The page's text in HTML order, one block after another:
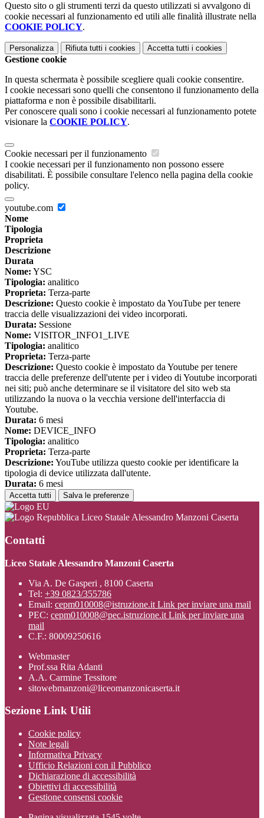
Questo sito o gli strumenti terzi da questo utilizzati si avvalgono di
cookie necessari al funzionamento ed utili alle finalità illustrate nella
COOKIE POLICY.
Personalizza Rifiuta tutti i cookies Accetta tutti i cookies
Gestione cookie
In questa schermata è possibile scegliere quali cookie consentire.
I cookie necessari sono quelli che consentono il funzionamento della
piattaforma e non è possibile disabilitarli.
Per conoscere quali sono i cookie necessari al funzionamento potete
visionare la COOKIE POLICY.
Cookie necessari per il funzionamento
I cookie necessari per il funzionamento non possono essere
disabilitati. È possibile consultare l'elenco nella pagina della cookie
policy.
youtube.com
Nome
Tipologia
Proprieta
Descrizione
Durata
Nome: YSC
Tipologia: analitico
Proprieta: Terza-parte
Descrizione: Questo cookie è impostato da YouTube per tenere
traccia delle visualizzazioni dei video incorporati.
Durata: Sessione
Nome: VISITOR_INFO1_LIVE
Tipologia: analitico
Proprieta: Terza-parte
Descrizione: Questo cookie è impostato da Youtube per tenere
traccia delle preferenze dell'utente per i video di Youtube incorporati
nei siti; può anche determinare se il visitatore del sito web sta
utilizzando la nuova o la vecchia versione dell'interfaccia di
Youtube.
Durata: 6 mesi
Nome: DEVICE_INFO
Tipologia: analitico
Proprieta: Terza-parte
Descrizione: YouTube utilizza questo cookie per identificare la
tipologia di device utilizzata dall'utente.
Durata: 6 mesi
Accetta tutti Salva le preferenze
Liceo Statale Alessandro Manzoni Caserta
Contatti
Liceo Statale Alessandro Manzoni Caserta
Via A. De Gasperi , 8100 Caserta
Tel: +39 0823/355786
Email: cepm010008@istruzione.it Link per inviare una mail
PEC: cepm010008@pec.istruzione.it Link per inviare una
mail
C.F.: 80009250616
Webmaster
Prof.ssa Rita Adanti
A.A. Carmine Tessitore
sitowebmanzoni@liceomanzonicaserta.it
Sezione Link Utili
Cookie policy
Note legali
Informativa Privacy
Ufficio Relazioni con il Pubblico
Dichiarazione di accessibilità
Obiettivi di accessibilità
Gestione consensi cookie